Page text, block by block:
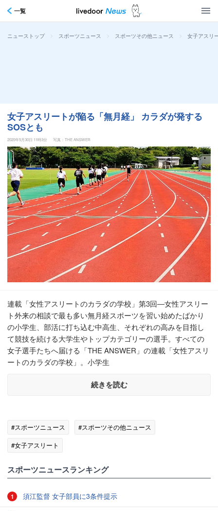
一覧
ニューストップ > スポーツニュース > スポーツその他ニュース > 女子アスリ
女子アスリートが陥る「無月経」 カラダが発する
SOSとも
2020年5月30日 11時3分 写真：THE ANSWER
連載「女性アスリートのカラダの学校」第3回―女性アスリー
ト外来の相談で最も多い無月経スポーツを習い始めたばかり
の小学生、部活に打ち込む中高生、それぞれの高みを目指し
て競技を続ける大学生やトップカテゴリーの選手。すべての
女子選手たちへ届ける「THE ANSWER」の連載「女性アスリ
ートのカラダの学校」。小学生
続きを読む
#スポーツニュース
#スポーツその他ニュース
#女子アスリート
スポーツニュースランキング
1 須江監督 女子部員に3条件提示